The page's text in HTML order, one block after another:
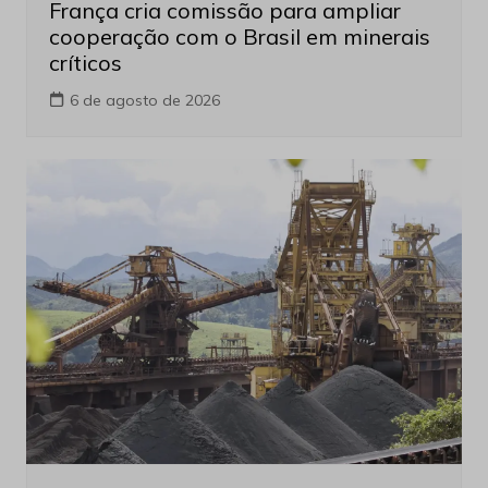
França cria comissão para ampliar
cooperação com o Brasil em minerais
críticos
6 de agosto de 2026